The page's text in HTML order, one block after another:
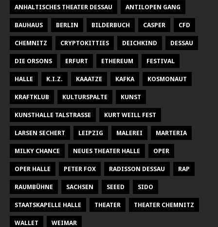
ANHALTISCHES THEATER DESSAU ANTILOPEN GANG
BAUHAUS BERLIN BILDERBUCH CASPER CFD
CHEMNITZ CRYPTOKITTIES DEICHKIND DESSAU
DIE ORSONS ERFURT ETHEREUM FESTIVAL
HALLE K.I.Z. KAAATZE KAFKA KOSMONAUT
KRAFTKLUB KULTURSPALTE KUNST
KUNSTHALLE TALSTRASSE KURT WEILL FEST
LARSEN SECHERT LEIPZIG MALEREI MARTERIA
MILKY CHANCE NEUES THEATER HALLE OPER
OPER HALLE PETER FOX RADISSON DESSAU RAP
RAUMBÜHNE SACHSEN SEEED SIDO
STAATSKAPELLE HALLE THEATER THEATER CHEMNITZ
WALLET WEIMAR